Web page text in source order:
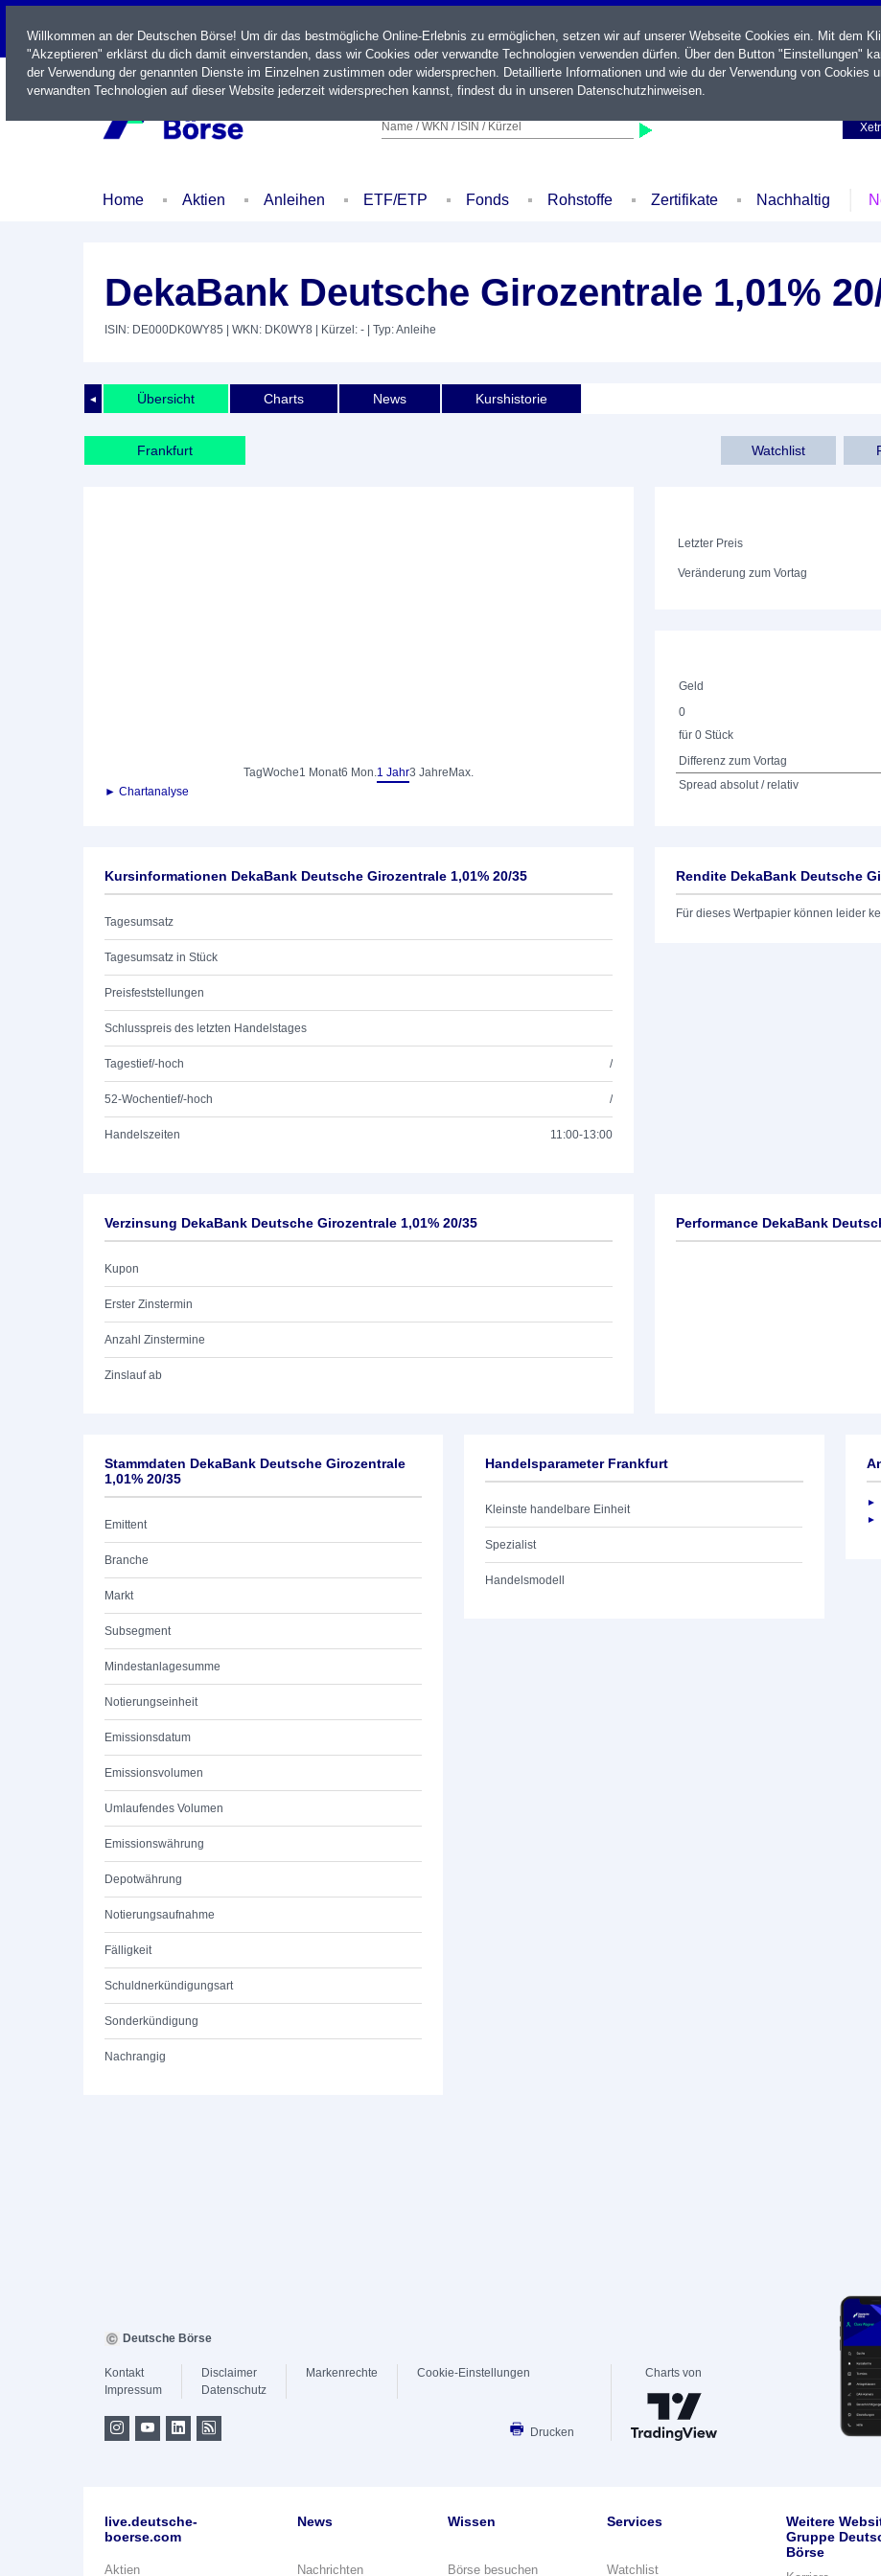
LIVE
Name / WKN / ISIN / Kürzel
Home Aktien Anleihen ETF/ETP Fonds Rohstoffe Zertifikate Nachhaltig
DekaBank Deutsche Girozentrale 1,01%
ISIN: DE000DK0WY85 | WKN: DK0WY8 | Kürzel: - | Typ: Anleihe
◄ Übersicht Charts News Kurshistorie
Frankfurt Watchlist
TagWoche1 Monat6 Mon.1 Jahr3 Jahre Max.
► Chartanalyse
Letzter Preis
Veränderung zum Vortag
Geld
0
für 0 Stück
Differenz zum Vortag
Spread absolut / relativ
Kursinformationen DekaBank Deutsche Girozentrale 1,01% 20/35
Tagesumsatz
Tagesumsatz in Stück
Preisfeststellungen
Schlusspreis des letzten Handelstages
Tagestief/-hoch /
52-Wochentief/-hoch /
Handelszeiten 11:00-13:00
Rendite DekaBank Deutsche
Für dieses Wertpapier können leider
Verzinsung DekaBank Deutsche Girozentrale 1,01% 20/35
Kupon
Erster Zinstermin
Anzahl Zinstermine
Zinslauf ab
Performance DekaBank
Stammdaten DekaBank Deutsche Girozentrale
1,01% 20/35
Emittent
Branche
Markt
Subsegment
Mindestanlagesumme
Notierungseinheit
Emissionsdatum
Emissionsvolumen
Umlaufendes Volumen
Emissionswährung
Depotwährung
Notierungsaufnahme
Fälligkeit
Schuldnerkündigungsart
Sonderkündigung
Nachrangig
Handelsparameter Frankfurt
Kleinste handelbare Einheit
Spezialist
Handelsmodell
Willkommen an der Deutschen Börse! Um dir das bestmögliche Online-Erlebnis zu ermöglichen, setzen wir auf unserer Webseite Cookies ein. Mit dem
"Akzeptieren" erklärst du dich damit einverstanden, dass wir Cookies oder verwandte Technologien verwenden dürfen. Über den Button "Einstellungen"
der Verwendung der genannten Dienste im Einzelnen zustimmen oder widersprechen. Detaillierte Informationen und wie du der Verwendung von Cookies
verwandten Technologien auf dieser Website jederzeit widersprechen kannst, findest du in unseren Datenschutzhinweisen.
Deutsche Börse
Kontakt
Impressum
Disclaimer
Datenschutz
Markenrechte Cookie-Einstellungen
Drucken
Charts von
live.deutsche-
boerse.com
Aktien
News
Nachrichten
Wissen
Börse besuchen
Services
Watchlist
Weitere
Gruppe
Börse